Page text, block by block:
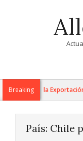
Navigation
MenuBreaking
para la
País: Chile